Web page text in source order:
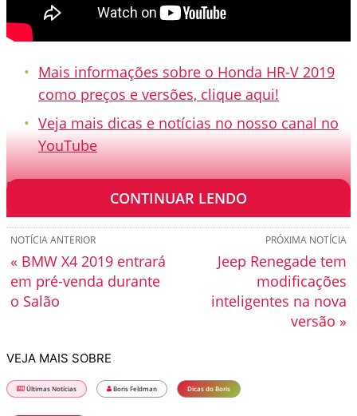
Mais informações sobre o Honda HR-V 2019
como preços e versões, clique aqui!
Veja mais dicas e notícias no nosso canal no
YouTube
[TRANSCRIÇÃO]
CONTINUAR LENDO
PRÓXIMA NOTÍCIA
Jeep Renegade tem
modificações
inteligentes na nova
versão »
NOTÍCIA ANTERIOR
« BMW X4 2019 entrará
em pré-venda durante
o Salão
VEJA MAIS SOBRE
Últimas Notícias Boris Feldman Dicas do Boris